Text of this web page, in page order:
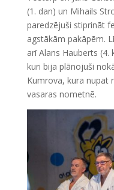
(1. dan) un Mihails
paredzējuši stiprināt
agstākām pakāpēm.
arī Alans Hauberts (4.
kuri bija plānojuši
Kumrova, kura nupat
vasaras nometnē.